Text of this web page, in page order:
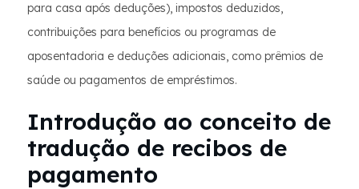
para casa após deduções), impostos deduzidos,
contribuições para benefícios ou programas de
aposentadoria e deduções adicionais, como prêmios de
saúde ou pagamentos de empréstimos.
Introdução ao conceito de
tradução de recibos de
pagamento